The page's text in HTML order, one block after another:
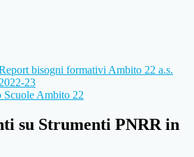
bisogni formativi Ambito 22 a.s.
2022-23
Scuole Ambito 22
su Strumenti PNRR in